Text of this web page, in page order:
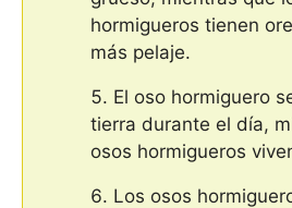
hormigueros tienen
más pelaje.
El oso hormiguero
tierra durante el día,
osos hormigueros
Los osos